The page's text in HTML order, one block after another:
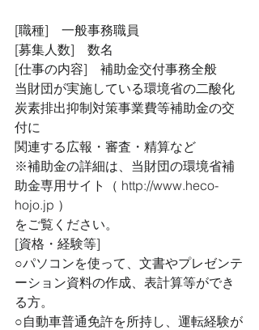
[職種]　一般事務職員
[募集人数]　数名
[仕事の内容]　補助金交付事務全般
当財団が実施している環境省の二酸化
炭素排出抑制対策事業費等補助金の交
付に
関連する広報・審査・精算など
※補助金の詳細は、当財団の環境省補
助金専用サイト（ http://www.heco-
hojo.jp ）
をご覧ください。
[資格・経験等]
○パソコンを使って、文書やプレゼンテ
ーション資料の作成、表計算等ができ
る方。
○自動車普通免許を所持し、運転経験が